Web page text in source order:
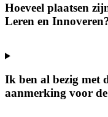
Hoeveel plaatsen
Leren en
Ik ben al bezig met
aanmerking voor